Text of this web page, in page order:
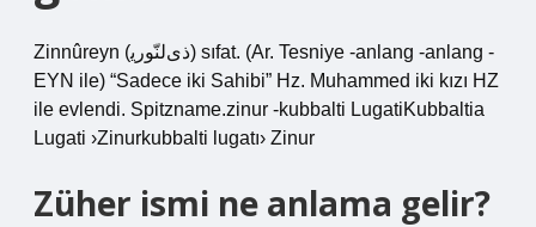
Zinnûreyn (ﺫﻯﻟﻨّﻮﺭﻳ) sıfat. (Ar. Tesniye -anlang -anlang -
EYN ile) “Sadece iki Sahibi” Hz. Muhammed iki kızı HZ
ile evlendi. Spitzname.zinur -kubbalti LugatiKubbaltia
Lugati ›Zinurkubbalti lugatı› Zinur
Züher ismi ne anlama gelir?